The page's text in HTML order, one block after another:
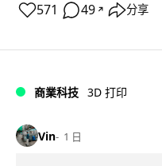
571 49 ↗ 分享
商業科技 3D 打印
Vin 1 日